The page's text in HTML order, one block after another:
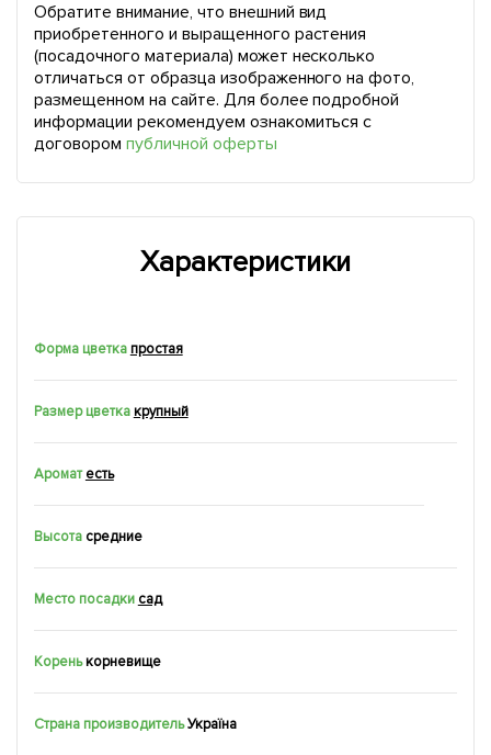
Обратите внимание, что внешний вид
приобретенного и выращенного растения
(посадочного материала) может несколько
отличаться от образца изображенного на фото,
размещенном на сайте. Для более подробной
информации рекомендуем ознакомиться с
договором публичной оферты
Характеристики
Форма цветкапростая
Размер цветка крупный
Аромат есть
Высота средние
Место посадки сад
Коренькорневище
Страна производитель Україна